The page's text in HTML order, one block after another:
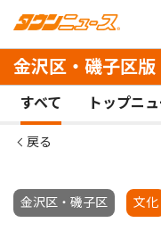
金沢区・磯子区版
すべて トップニ
戻る
金沢区・磯子区 文化